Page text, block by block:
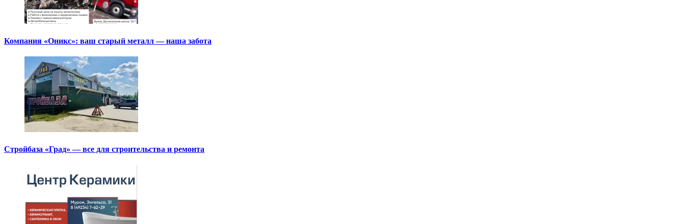
Компания «Оникс»: ваш старый металл — наша забота
Стройбаза «Град» — все для строительства и ремонта